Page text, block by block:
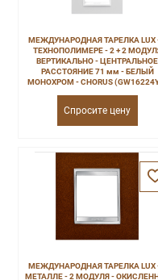
МЕЖДУНАРОДНАЯ ТАРЕЛКА LUX
ТЕХНОПОЛИМЕРЕ - 2 + 2
ВЕРТИКАЛЬНО - ЦЕНТРАЛЬНОЕ
РАССТОЯНИЕ 71 мм - БЕЛЫЙ
МОНОХРОМ - CHORUS
Спросите цену
МЕЖДУНАРОДНАЯ ТАРЕЛКА LUX
МЕТАЛЛЕ - 2 МОДУЛЯ -